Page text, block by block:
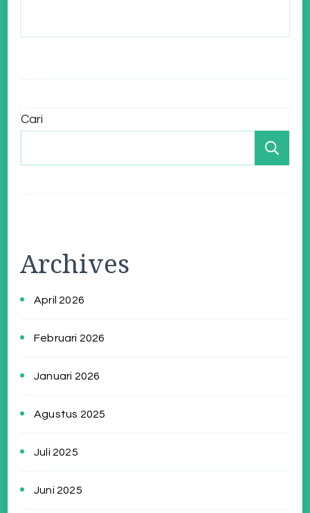
Cari
Archives
April 2026
Februari 2026
Januari 2026
Agustus 2025
Juli 2025
Juni 2025